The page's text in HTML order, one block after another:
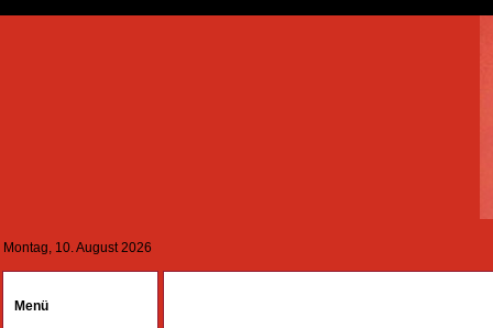
Montag, 10. August 2026
Menü